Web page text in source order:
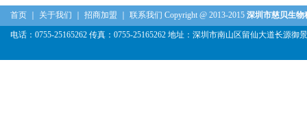
首页 关于我们 招商加盟 联系我们 Copyright @ 2013-2015 深圳市慈贝生物
电话：0755-25165262 传真：0755-25165262 地址：深圳市南山区留仙大道长源御